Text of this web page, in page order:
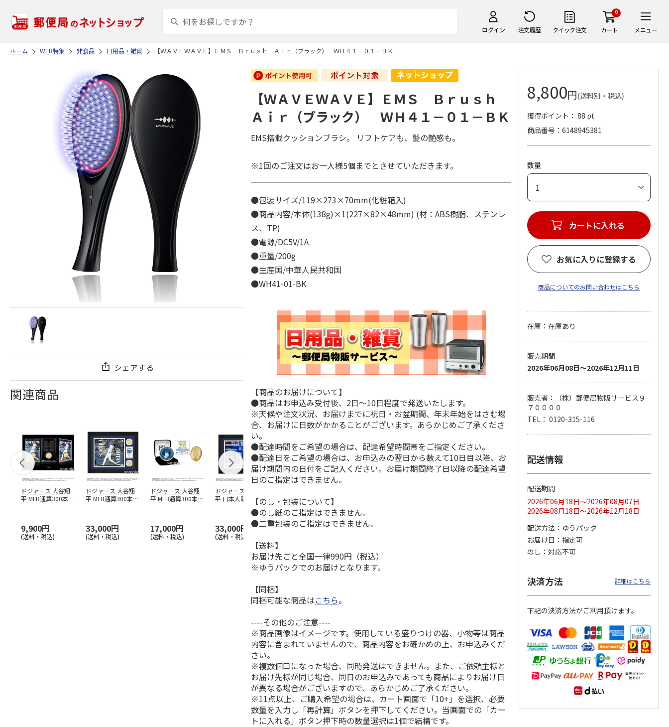
ログイン 注文履歴 クイック注文
0
カート メニュー
ホーム WEB特集 非食品 日用品・雑貨 【ＷＡＶＥＷＡＶＥ】ＥＭＳ Ｂｒｕｓｈ Ａｉｒ（ブラック） ＷＨ４１－０１－ＢＫ
シェアする
関連商品
ドジャース 大谷翔
平 MLB通算300本塁
9,900円
(送料・税込)
ドジャース 大谷翔
平 MLB通算300本塁
33,000円
(送料・税込)
ドジャース 大谷翔
平 MLB通算300本塁
17,000円
(送料・税込)
ドジャース 大谷翔
平 日本人最多53試
合連続出塁記念 ダ
33,000円
(送料・税込)
谷翔平 2026 NL 3・
4月投手…
33,000円
イ…
9,900円
ドジャース 大谷翔
平 日本人最多53試
合連続出塁記念 シ
ル…
17,000円
(送料・税込)
谷翔平 2026 NL 3・
4月投手…
【ＷＡＶＥＷＡＶＥ】ＥＭＳ Ｂｒｕｓｈ
Ａｉｒ（ブラック） ＷＨ４１－０１－ＢＫ
EMS搭載クッションブラシ。 リフトケアも、髪の艶感も。
※1回のご注文はお一人様5個までとさせていただきます。
●包装サイズ/119×273×70mm(化粧箱入)
●商品内容/本体(138g)×1(227×82×48mm) (材：ABS樹脂、ステンレ
ス、TP)
●電源/DC5V/1A
●重量/200g
●生産国/中華人民共和国
●WH41-01-BK
【商品のお届けについて】
●商品はお申込み受付後、2日～10日程度で発送いたします。
※天候や注文状況、お届けまでに祝日・お盆期間、年末年始をはさむ場
合、お届けに日数がかかることがございます。あらかじめご了承くださ
い。
●配達時間をご希望の場合は、配達希望時間帯をご指定ください。
●配達日をご希望の場合は、お申込みの翌日から数えて10日目以降、お
届け期間内の日付をご記入ください。お届け期間終了日以降の配達希望
日のご指定はできません。
【のし・包装について】
●のし紙のご指定はできません。
●二重包装のご指定はできません。
【送料】
お届け先ごと全国一律990円（税込）
※ゆうパックでのお届けとなります。
【同梱】
同梱可能な商品はこちら。
----その他のご注意----
※商品画像はイメージです。使用している盛りつけの器、小物等は商品
内容に含まれていませんので、商品内容をお確かめの上、お申込みくだ
さい。
※複数個口になった場合、同時発送はできません。また、ご依頼主様と
お届け先様が同じ場合、同日のお申込みであっても商品によりお届け日
が異なる場合がございますので、あらかじめご了承ください。
※11点以上、ご購入希望の場合は、カート画面で「10+」を選択、必要
数量を入力し「再計算」ボタンを押下してください。当画面での「カー
トに入れる」ボタン押下時の数量選択は1個で結構です。
8,800円(送料別・税込)
獲得ポイント： 88 pt
商品番号
6148945381
数量
カートに入れる
お気に入りに登録する
商品についてのお問い合わせはこちら
在庫：在庫あり
販売期間
2026年06月08日～2026年12月11日
販売者：（株）郵便局物販サービス９
７００００
TEL： 0120-315-116
配送情報
配送期間
2026年06月18日～2026年08月07日
2026年08月18日～2026年12月18日
配送方法
ゆうパック
お届け日
指定可
のし
対応不可
決済方法 詳細はこちら
下記の決済方法がご利用頂けます。